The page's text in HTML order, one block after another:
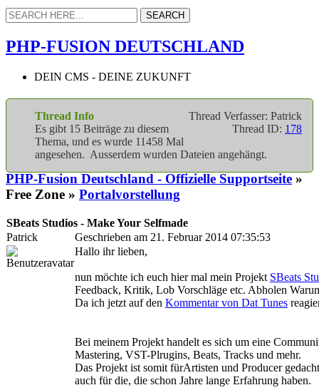
PHP-FUSION DEUTSCHLAND
DEIN CMS - DEINE ZUKUNFT
Thread Verfasser: Patrick
Thread ID: 178
Thread Info
Es gibt 15 Beiträge zu diesem
Thema, und es wurde 11458 Mal
angesehen. Ausserdem wurden Dateien angehängt.
PHP-Fusion Deutschland - Offizielle Supportseite »
Free Zone » Portalvorstellung
SBeats Studios - Make Your Selfmade
Patrick
Geschrieben am 21. Februar 2014 07:35:53
Hallo ihr lieben,
nun möchte ich euch hier mal mein Projekt SBeats
Feedback, Kritik, Lob Vorschläge etc. Abholen
Da ich jetzt auf den Kommentar von Dat Tunes
Bei meinem Projekt handelt es sich um eine
Mastering, VST-Plrugins, Beats, Tracks und mehr.
Das Projekt ist somit fürArtisten und Producer
auch für die, die schon Jahre lange Erfahrung haben.